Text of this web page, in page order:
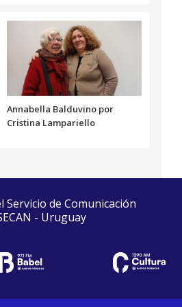
Annabella Balduvino por
Cristina Lampariello
de Comunicación
- Uruguay